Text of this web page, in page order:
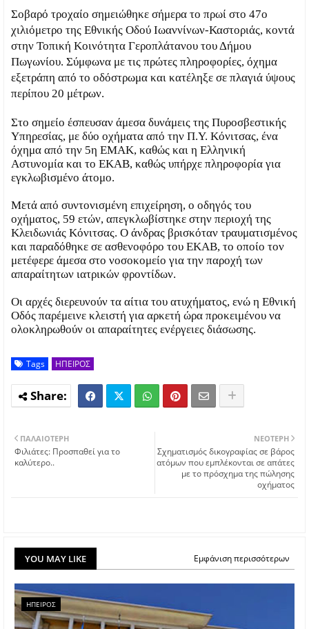
Σοβαρό τροχαίο σημειώθηκε σήμερα το πρωί στο 47ο
χιλιόμετρο της Εθνικής Οδού Ιωαννίνων-Καστοριάς, κοντά
στην Τοπική Κοινότητα Γεροπλάτανου του Δήμου
Πωγωνίου. Σύμφωνα με τις πρώτες πληροφορίες, όχημα
εξετράπη από το οδόστρωμα και κατέληξε σε πλαγιά ύψους
περίπου 20 μέτρων.
Στο σημείο έσπευσαν άμεσα δυνάμεις της Πυροσβεστικής
Υπηρεσίας, με δύο οχήματα από την Π.Υ. Κόνιτσας, ένα
όχημα από την 5η ΕΜΑΚ, καθώς και η Ελληνική
Αστυνομία και το ΕΚΑΒ, καθώς υπήρχε πληροφορία για
εγκλωβισμένο άτομο.
Μετά από συντονισμένη επιχείρηση, ο οδηγός του
οχήματος, 59 ετών, απεγκλωβίστηκε στην περιοχή της
Κλειδωνιάς Κόνιτσας. Ο άνδρας βρισκόταν τραυματισμένος
και παραδόθηκε σε ασθενοφόρο του ΕΚΑΒ, το οποίο τον
μετέφερε άμεσα στο νοσοκομείο για την παροχή των
απαραίτητων ιατρικών φροντίδων.
Οι αρχές διερευνούν τα αίτια του ατυχήματος, ενώ η Εθνική
Οδός παρέμεινε κλειστή για αρκετή ώρα προκειμένου να
ολοκληρωθούν οι απαραίτητες ενέργειες διάσωσης.
Tags ΗΠΕΙΡΟΣ
ΝΕΌΤΕΡΗ
Σχηματισμός δικογραφίας σε βάρος
ατόμων που εμπλέκονται σε απάτες
με το πρόσχημα της πώλησης
οχήματος
ΠΑΛΑΙΌΤΕΡΗ
Φιλιάτες: Προσπαθεί για το
καλύτερο..
YOU MAY LIKE Εμφάνιση περισσότερων
ΗΠΕΙΡΟΣ